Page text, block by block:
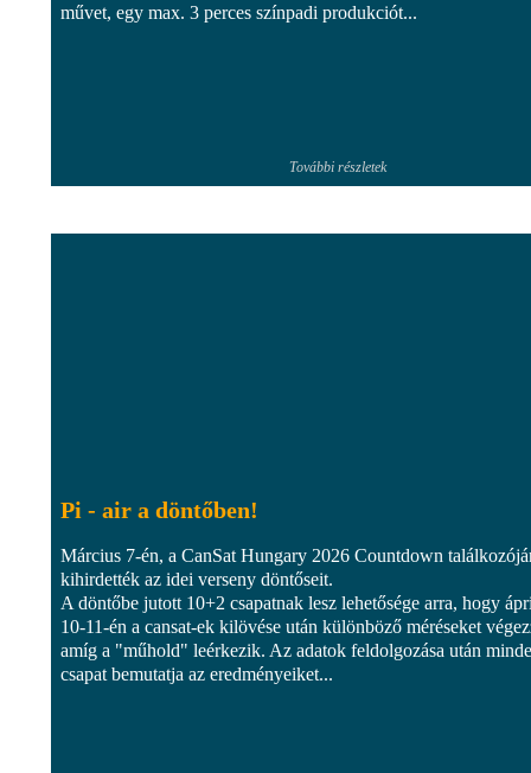
művet, egy max. 3 perces színpadi produkciót...
További részletek
Pi - air a döntőben!
Március 7-én, a CanSat Hungary 2026 Countdown
kihirdették az idei verseny döntőseit.
A döntőbe jutott 10+2 csapatnak lesz lehetősége arra, hogy
10-11-én a cansat-ek kilövése után különböző méréseket
amíg a "műhold" leérkezik. Az adatok feldolgozása után
csapat bemutatja az eredményeiket...